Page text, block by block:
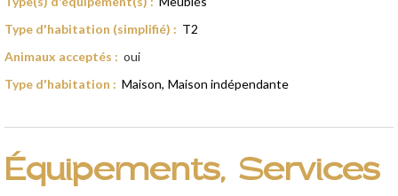
Type d'habitation (simplifié) : T2
Animaux acceptés : oui
Type d'habitation : Maison Maison indépendante
Équipements, Services